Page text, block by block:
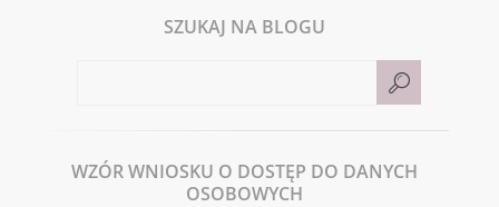
SZUKAJ NA BLOGU
WZÓR WNIOSKU O DOSTĘP DO DANYCH
OSOBOWYCH